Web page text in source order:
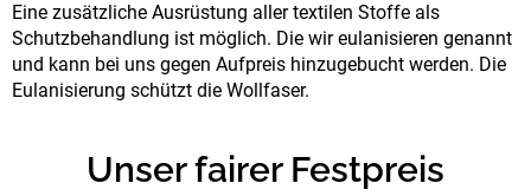
Eine zusätzliche Ausrüstung aller textilen Stoffe als
Schutzbehandlung ist möglich. Die wir eulanisieren genannt
und kann bei uns gegen Aufpreis hinzugebucht werden. Die
Eulanisierung schützt die Wollfaser.
Unser fairer Festpreis